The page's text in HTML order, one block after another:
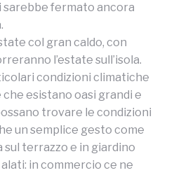
fermato ancora
col gran caldo, con
l’estate sull’isola.
condizioni climatiche
esistano oasi grandi e
trovare le condizioni
un semplice gesto come
terrazzo e in giardino
in commercio ce ne